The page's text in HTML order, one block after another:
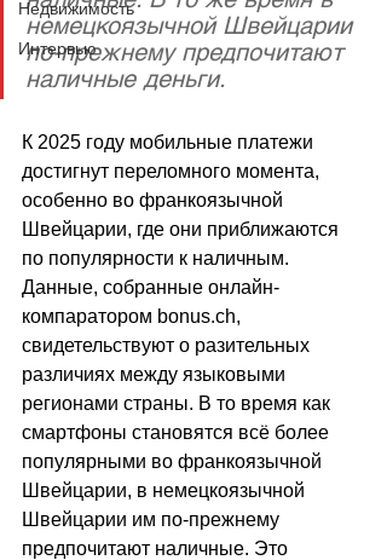
Недвижимость
Интервью
немецкоязычной Швейцарии
по-прежнему предпочитают
наличные деньги.
К 2025 году мобильные платежи
достигнут переломного момента,
особенно во франкоязычной
Швейцарии, где они приближаются
по популярности к наличным.
Данные, собранные онлайн-
компаратором bonus.ch,
свидетельствуют о разительных
различиях между языковыми
регионами страны. В то время как
смартфоны становятся всё более
популярными во франкоязычной
Швейцарии, в немецкоязычной
Швейцарии им по-прежнему
предпочитают наличные. Это